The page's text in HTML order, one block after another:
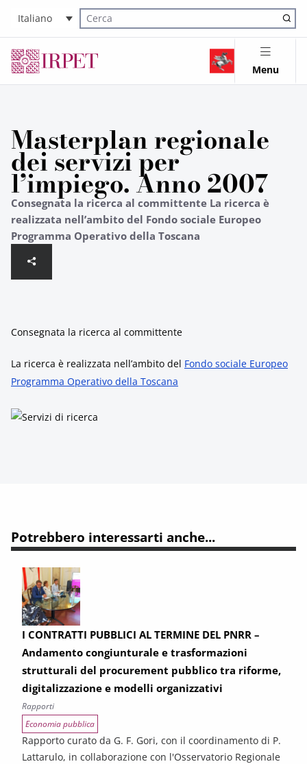
Italiano
Cerca nel sito
Menu
Masterplan regionale
dei servizi per
l’impiego. Anno 2007
Consegnata la ricerca al committente La ricerca è
realizzata nell’ambito del Fondo sociale Europeo
Programma Operativo della Toscana
Consegnata la ricerca al committente
La ricerca è realizzata nell’ambito del Fondo sociale Europeo
Programma Operativo della Toscana
Potrebbero interessarti anche...
I CONTRATTI PUBBLICI AL TERMINE DEL PNRR –
Andamento congiunturale e trasformazioni
strutturali del procurement pubblico tra riforme,
digitalizzazione e modelli organizzativi
Rapporti
Economia pubblica
Rapporto curato da G. F. Gori, con il coordinamento di P.
Lattarulo, in collaborazione con l'Osservatorio Regionale